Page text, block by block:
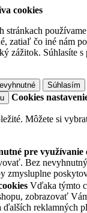
cookies
stránkach
zatiaľ čo iné nám
zážitok. Súhlasíte
Súhlasím
Cookies
Môžete si
pre využívanie
Bez
zmysluplne
Vďaka týmto
zobrazovať
ďalších reklamných